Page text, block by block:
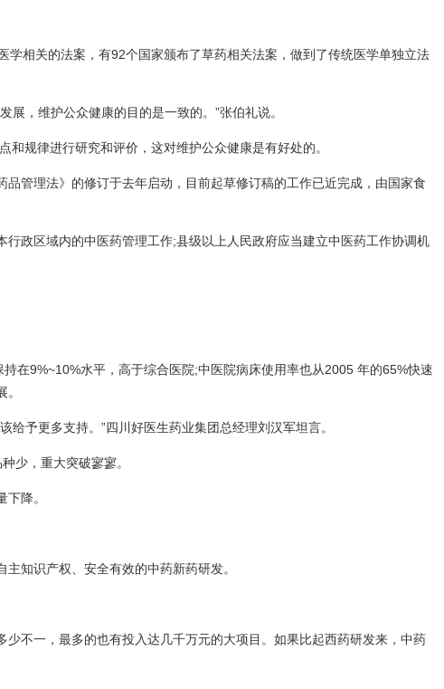
相关的法案，有92个国家颁布了草药相关法案，做到了传统医学单独立法
，维护公众健康的目的是一致的。”张伯礼说。
规律进行研究和评价，这对维护公众健康是有好处的。
管理法》的修订于去年启动，目前起草修订稿的工作已近完成，由国家食
政区域内的中医药管理工作;县级以上人民政府应当建立中医药工作协调机
在9%~10%水平，高于综合医院;中医院病床使用率也从2005 年的65%快速
予更多支持。”四川好医生药业集团总经理刘汉军坦言。
少，重大突破寥寥。
降。
知识产权、安全有效的中药新药研发。
不一，最多的也有投入达几千万元的大项目。如果比起西药研发来，中药